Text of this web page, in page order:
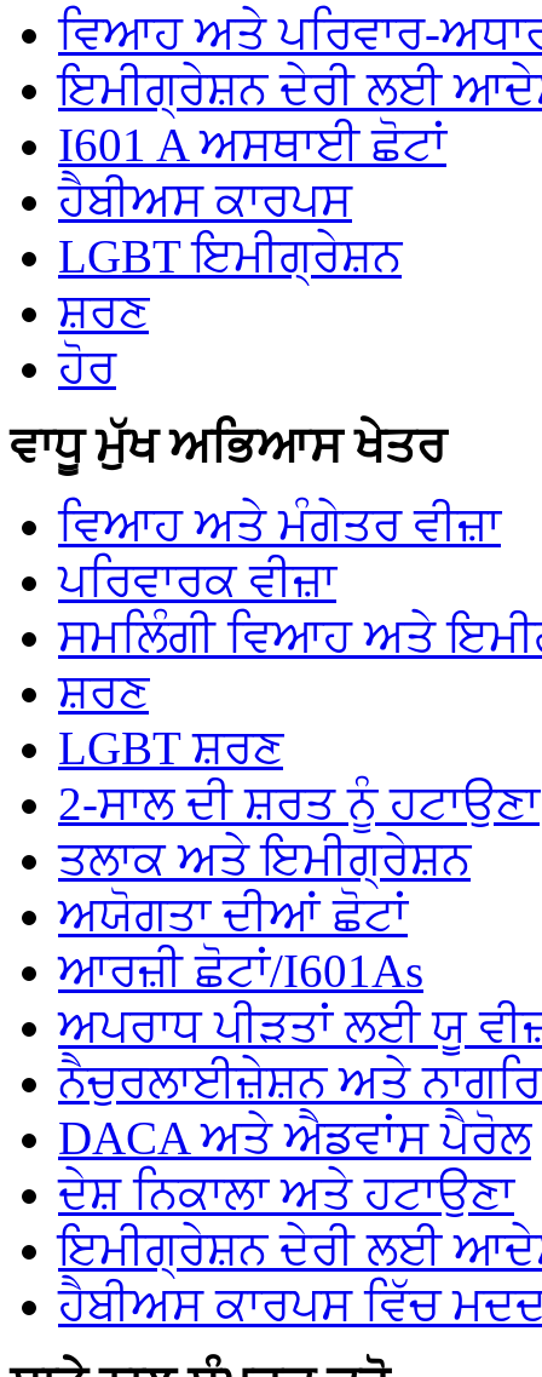
ਵਿਆਹ ਅਤੇ ਪਰਿਵਾਰ-
ਇਮੀਗ੍ਰੇਸ਼ਨ ਦੇਰੀ ਲਈ
I601 A ਅਸਥਾਈ ਛੋਟਾਂ
ਹੈਬੀਅਸ ਕਾਰਪਸ
LGBT ਇਮੀਗ੍ਰੇਸ਼ਨ
ਸ਼ਰਣ
ਹੋਰ
ਵਾਧੂ ਮੁੱਖ ਅਭਿਆਸ ਖੇਤਰ
ਵਿਆਹ ਅਤੇ ਮੰਗੇਤਰ ਵੀਜ਼ਾ
ਪਰਿਵਾਰਕ ਵੀਜ਼ਾ
ਸਮਲਿੰਗੀ ਵਿਆਹ ਅਤੇ
ਸ਼ਰਣ
LGBT ਸ਼ਰਣ
2-ਸਾਲ ਦੀ ਸ਼ਰਤ ਨੂੰ ਹਟਾਉਣਾ
ਤਲਾਕ ਅਤੇ ਇਮੀਗ੍ਰੇਸ਼ਨ
ਅਯੋਗਤਾ ਦੀਆਂ ਛੋਟਾਂ
ਆਰਜ਼ੀ ਛੋਟਾਂ/I601As
ਅਪਰਾਧ ਪੀੜਤਾਂ ਲਈ ਯੂ
ਨੈਚੁਰਲਾਈਜ਼ੇਸ਼ਨ ਅਤੇ
DACA ਅਤੇ ਐਡਵਾਂਸ ਪੈਰੋਲ
ਦੇਸ਼ ਨਿਕਾਲਾ ਅਤੇ ਹਟਾਉਣਾ
ਇਮੀਗ੍ਰੇਸ਼ਨ ਦੇਰੀ ਲਈ
ਹੈਬੀਅਸ ਕਾਰਪਸ ਵਿੱਚ